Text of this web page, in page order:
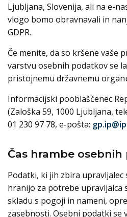
Ljubljana, Slovenija, ali na e-
vlogo bomo obravnavali in
GDPR.
Če menite, da so kršene vaše
varstvu osebnih podatkov se
pristojnemu državnemu
Informacijski pooblaščenec
(Zaloška 59, 1000 Ljubljana,
01 230 97 78, e-pošta:
Čas hrambe
Podatki, ki jih zbira upravljalec
hranijo za potrebe upravljalca
skladu s pogoji in nameni,
zasebnosti. Osebni podatki se